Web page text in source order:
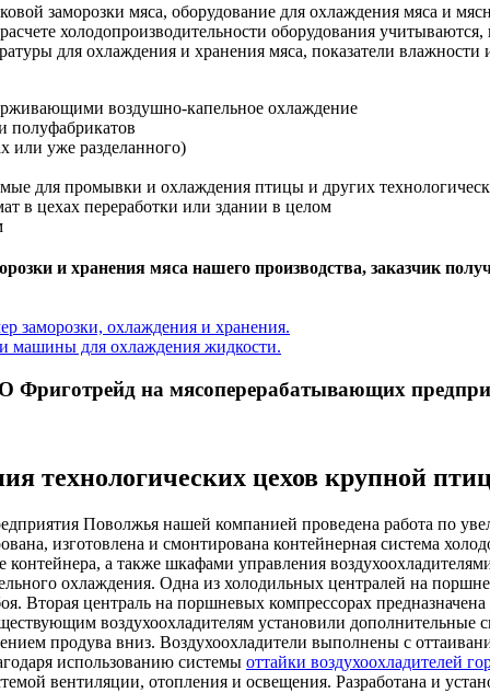
заморозки мяса, оборудование для охлаждения мяса и
холодопроизводительности оборудования
для охлаждения и хранения мяса, показатели
воздушно-капельное охлаждение
полуфабрикатов
или уже разделанного)
для промывки и охлаждения птицы и других
в цехах переработки или здании в целом
и хранения мяса нашего производства, заказчик
заморозки, охлаждения и хранения.
машины для охлаждения жидкости.
на мясоперерабатывающих
технологических цехов крупной
Поволжья нашей компанией проведена работа по
изготовлена и смонтирована контейнерная система
а также шкафами управления
охлаждения. Одна из холодильных централей на
Вторая централь на поршневых компрессорах
воздухоохладителям установили дополнительные
продува вниз. Воздухоохладители выполнены с
использованию системы оттайки воздухоохладителей
вентиляции, отопления и освещения. Разработана и